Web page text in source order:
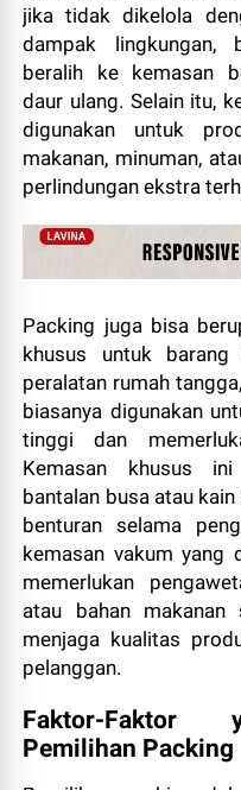
jika tidak dikelola
dampak lingkungan,
beralih ke kemasan
daur ulang. Selain itu,
digunakan untuk
makanan, minuman,
perlindungan ekstra
Packing juga bisa
khusus untuk barang
peralatan rumah
biasanya digunakan
tinggi dan
Kemasan khusus
bantalan busa atau
benturan selama
kemasan vakum yang
memerlukan
atau bahan makanan
menjaga kualitas
pelanggan.
Faktor-Faktor
Pemilihan Packing